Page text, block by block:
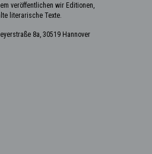
veröffentlichen wir Editionen,
literarische Texte.
8a, 30519 Hannover